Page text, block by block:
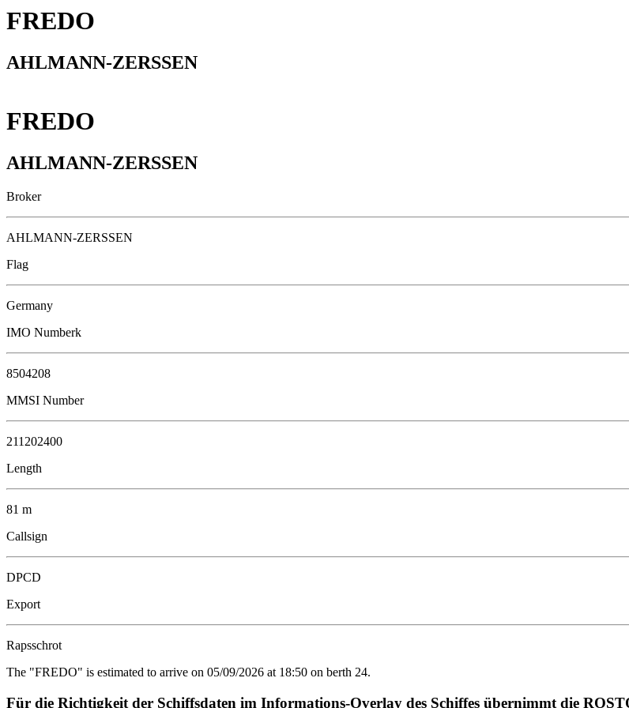
FREDO
AHLMANN-ZERSSEN
FREDO
AHLMANN-ZERSSEN
Broker
AHLMANN-ZERSSEN
Flag
Germany
IMO Numberk
8504208
MMSI Number
211202400
Length
81 m
Callsign
DPCD
Export
Rapsschrot
The "FREDO" is estimated to arrive on 05/09/2026 at 18:50 on berth 24.
Für die Richtigkeit der Schiffsdaten im Informations-Overlay des Schiffes übernimmt die